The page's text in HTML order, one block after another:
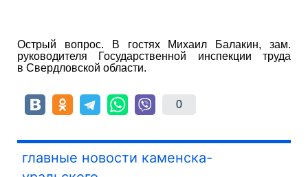
Острый вопрос. В гостях Михаил Балакин, зам.
руководителя Государственной инспекции труда
в Свердловской области.
0
главные новости каменска-